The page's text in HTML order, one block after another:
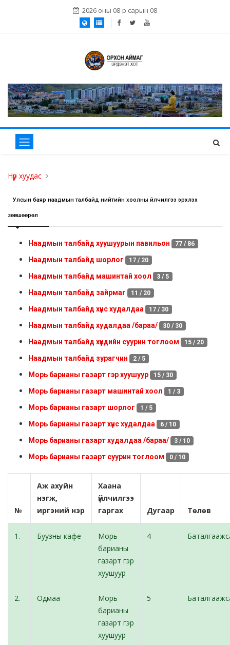
2026 оны 08-р сарын 08
Нүүр хуудас
Улсын баяр наадмын талбайд нийтийн хоолны үйлчилгээ эрхлэх
зөвшөөрөл
Наадмын талбайд хуушуурын павильон 77 / 86
Наадмын талбайд шорлог 17 / 20
Наадмын талбайд машинтай хоол 3 / 5
Наадмын талбайд зайрмаг 11 / 20
Наадмын талбайд хүнс худалдаа 17 / 30
Наадмын талбайд худалдаа /бараа/ 30 / 30
Наадмын талбайд хүүхдийн суурин тоглоом 15 / 20
Наадмын талбайд зурагчин 2 / 5
Морь барианы газарт гэр хуушуур 15 / 30
Морь барианы газарт машинтай хоол 1 / 3
Морь барианы газарт шорлог 1 / 5
Морь барианы газарт хүнс худалдаа 6 / 10
Морь барианы газарт худалдаа /бараа/ 3 / 10
Морь барианы газарт суурин тоглоом 0 / 10
№
Аж ахуйн
нэгж,
иргэний нэр
Хаана
үйлчилгээ
гаргах
Дугаар Төлөв
1. Буузны кафе
Морь
барианы
газарт гэр
хуушуур
4
2. Одмаа
Морь
барианы
газарт гэр
хуушуур
5